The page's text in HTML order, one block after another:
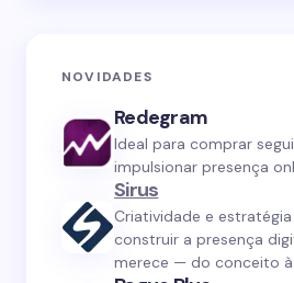
NOVIDADES
Redegram
Ideal para comprar
impulsionar presença
Sirus
Criatividade e
construir a presença
merece — do conceito à